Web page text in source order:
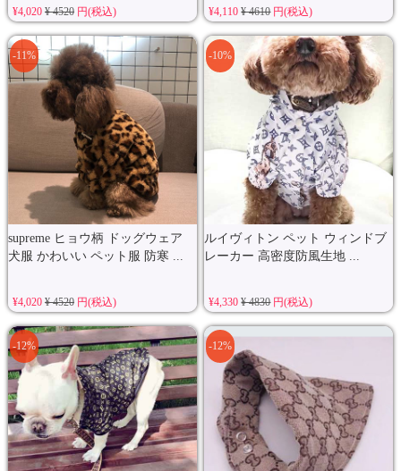
¥4,020 ¥ 4520円(税込) ¥4,110¥ 4610円(税込)
supreme ヒョウ柄 ドッグウェア
犬服 かわいい ペット服 防寒 ...
-11%
¥4,020 ¥ 4520円(税込)
ルイヴィトン ペット ウィンドブ
レーカー 高密度防風生地 ...
-10%
¥4,330¥ 4830円(税込)
-12% -12%